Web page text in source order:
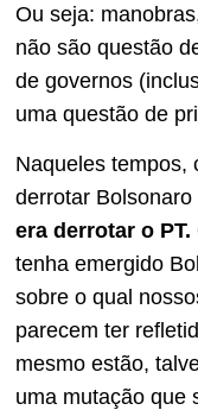
Ou seja:
não são questão
de governos
uma questão de
Naqueles tempos,
derrotar
era derrotar o PT.
tenha emergido
sobre o qual
parecem ter
mesmo estão,
uma mutação que